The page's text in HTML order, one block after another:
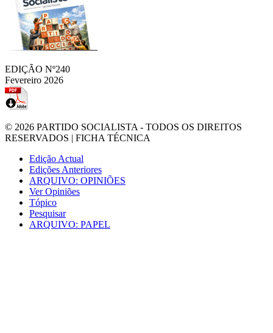
EDIÇÃO Nº240
Fevereiro 2026
© 2026 PARTIDO SOCIALISTA - TODOS OS DIREITOS
RESERVADOS | FICHA TÉCNICA
Edição Actual
Edições Anteriores
ARQUIVO: OPINIÕES
Ver Opiniões
Tópico
Pesquisar
ARQUIVO: PAPEL